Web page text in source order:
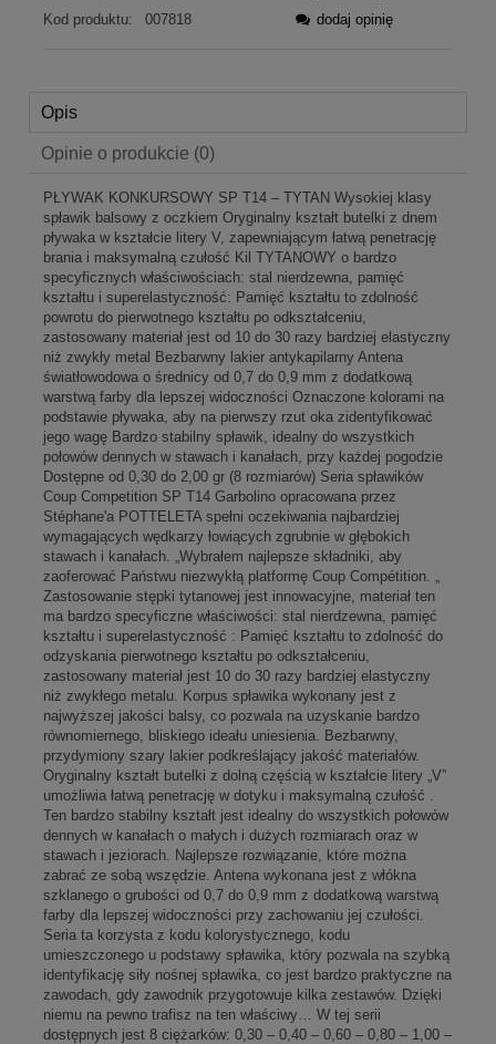
Kod produktu:
007818
dodaj opinię
Opis
Opinie o produkcie (0)
PŁYWAK KONKURSOWY SP T14 – TYTAN Wysokiej klasy
spławik balsowy z oczkiem Oryginalny kształt butelki z dnem
pływaka w kształcie litery V, zapewniającym łatwą penetrację
brania i maksymalną czułość Kil TYTANOWY o bardzo
specyficznych właściwościach: stal nierdzewna, pamięć
kształtu i superelastyczność: Pamięć kształtu to zdolność
powrotu do pierwotnego kształtu po odkształceniu,
zastosowany materiał jest od 10 do 30 razy bardziej elastyczny
niż zwykły metal Bezbarwny lakier antykapilarny Antena
światłowodowa o średnicy od 0,7 do 0,9 mm z dodatkową
warstwą farby dla lepszej widoczności Oznaczone kolorami na
podstawie pływaka, aby na pierwszy rzut oka zidentyfikować
jego wagę Bardzo stabilny spławik, idealny do wszystkich
połowów dennych w stawach i kanałach, przy każdej pogodzie
Dostępne od 0,30 do 2,00 gr (8 rozmiarów) Seria spławików
Coup Competition SP T14 Garbolino opracowana przez
Stéphane'a POTTELETA spełni oczekiwania najbardziej
wymagających wędkarzy łowiących zgrubnie w głębokich
stawach i kanałach. „Wybrałem najlepsze składniki, aby
zaoferować Państwu niezwykłą platformę Coup Compétition. „
Zastosowanie stępki tytanowej jest innowacyjne, materiał ten
ma bardzo specyficzne właściwości: stal nierdzewna, pamięć
kształtu i superelastyczność : Pamięć kształtu to zdolność do
odzyskania pierwotnego kształtu po odkształceniu,
zastosowany materiał jest 10 do 30 razy bardziej elastyczny
niż zwykłego metalu. Korpus spławika wykonany jest z
najwyższej jakości balsy, co pozwala na uzyskanie bardzo
równomiernego, bliskiego ideału uniesienia. Bezbarwny,
przydymiony szary lakier podkreślający jakość materiałów.
Oryginalny kształt butelki z dolną częścią w kształcie litery „V”
umożliwia łatwą penetrację w dotyku i maksymalną czułość .
Ten bardzo stabilny kształt jest idealny do wszystkich połowów
dennych w kanałach o małych i dużych rozmiarach oraz w
stawach i jeziorach. Najlepsze rozwiązanie, które można
zabrać ze sobą wszędzie. Antena wykonana jest z włókna
szklanego o grubości od 0,7 do 0,9 mm z dodatkową warstwą
farby dla lepszej widoczności przy zachowaniu jej czułości.
Seria ta korzysta z kodu kolorystycznego, kodu
umieszczonego u podstawy spławika, który pozwala na szybką
identyfikację siły nośnej spławika, co jest bardzo praktyczne na
zawodach, gdy zawodnik przygotowuje kilka zestawów. Dzięki
niemu na pewno trafisz na ten właściwy… W tej serii
dostępnych jest 8 ciężarków: 0,30 – 0,40 – 0,60 – 0,80 – 1,00 –